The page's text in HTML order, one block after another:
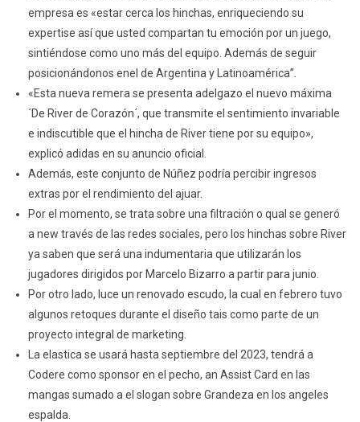
empresa es «estar cerca los hinchas, enriqueciendo su
expertise así que usted compartan tu emoción por un juego,
sintiéndose como uno más del equipo. Además de seguir
posicionándonos enel de Argentina y Latinoamérica”.
«Esta nueva remera se presenta adelgazo el nuevo máxima
´De River de Corazón´, que transmite el sentimiento invariable
e indiscutible que el hincha de River tiene por su equipo»,
explicó adidas en su anuncio oficial.
Además, este conjunto de Núñez podría percibir ingresos
extras por el rendimiento del ajuar.
Por el momento, se trata sobre una filtración o qual se generó
a new través de las redes sociales, pero los hinchas sobre River
ya saben que será una indumentaria que utilizarán los
jugadores dirigidos por Marcelo Bizarro a partir para junio.
Por otro lado, luce un renovado escudo, la cual en febrero tuvo
algunos retoques durante el diseño tais como parte de un
proyecto integral de marketing.
La elastica se usará hasta septiembre del 2023, tendrá a
Codere como sponsor en el pecho, an Assist Card en las
mangas sumado a el slogan sobre Grandeza en los angeles
espalda.